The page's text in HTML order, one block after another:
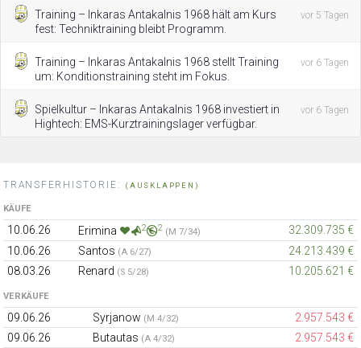
Training – Inkaras Antakalnis 1968 hält am Kurs
fest: Techniktraining bleibt Programm.
vor 5 Tagen
Training – Inkaras Antakalnis 1968 stellt Training
um: Konditionstraining steht im Fokus.
vor 6 Tagen
Spielkultur – Inkaras Antakalnis 1968 investiert in
Hightech: EMS-Kurztrainingslager verfügbar.
vor 6 Tagen
TRANSFERHISTORIE: (AUSKLAPPEN)
KÄUFE
10.06.26 Erimina 2 2 (M 7/34)
32.309.735 €
10.06.26
Santos (A 6/27)
24.213.439 €
08.03.26
Renard (S 5/28) 10.205.621 €
VERKÄUFE
09.06.26 Syrjanow (M 4/32)
2.957.543 €
09.06.26
Butautas (A 4/32)
2.957.543 €